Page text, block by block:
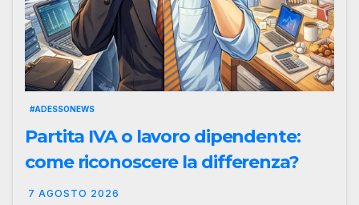
#ADESSONEWS
Partita IVA o lavoro dipendente:
come riconoscere la differenza?
7 AGOSTO 2026